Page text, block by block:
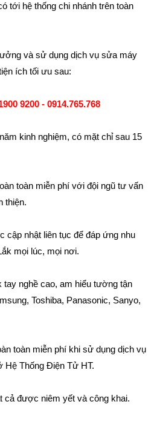
tới hệ thống chi nhánh trên toàn
và sử dụng dịch vụ sửa máy
ích tối ưu sau:
9200 - 0914.765.768
kinh nghiệm, có mặt chỉ sau 15
toàn miễn phí với đội ngũ tư vấn
thiện.
cập nhật liên tục để đáp ứng nhu
mọi lúc, mọi nơi.
nghề cao, am hiểu tường tận
Toshiba, Panasonic, Sanyo,
toàn miễn phí khi sử dụng dịch vụ
Hệ Thống Điện Tử HT.
cả được niêm yết và công khai.